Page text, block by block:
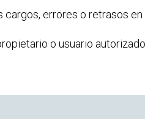
errores o retrasos
o usuario